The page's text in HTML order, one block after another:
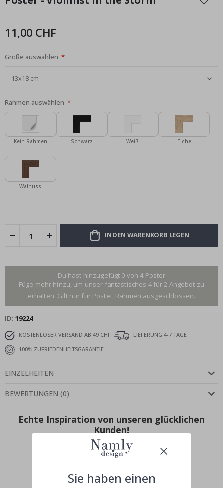
der
11,00 CHF
Größe auswählen
Rahmen auswählen
Kein Rahmen Schwarz Weiß Eiche
Walnuss
IN DEN WARENKORB LEGEN
Du hast hinzugefügt 0 von 4 Poster
Füge mehr hinzu, um unser fantastisches 4 für 2 Angebot zu
erhalten. Gilt nur für Poster, Rahmen ausgeschlossen.
ID 19224
KOSTENLOSER VERSAND AB 49 CHF
LIEFERUNG 4-7 TAGE
100% ZUFRIEDENHEITSGARANTIE
EINZELHEITEN
BEWERTUNGEN (0)
Echte Inspiration von unseren glücklichen
Kunden!
Teile dein Bild mit #namly_design
Sie haben einen